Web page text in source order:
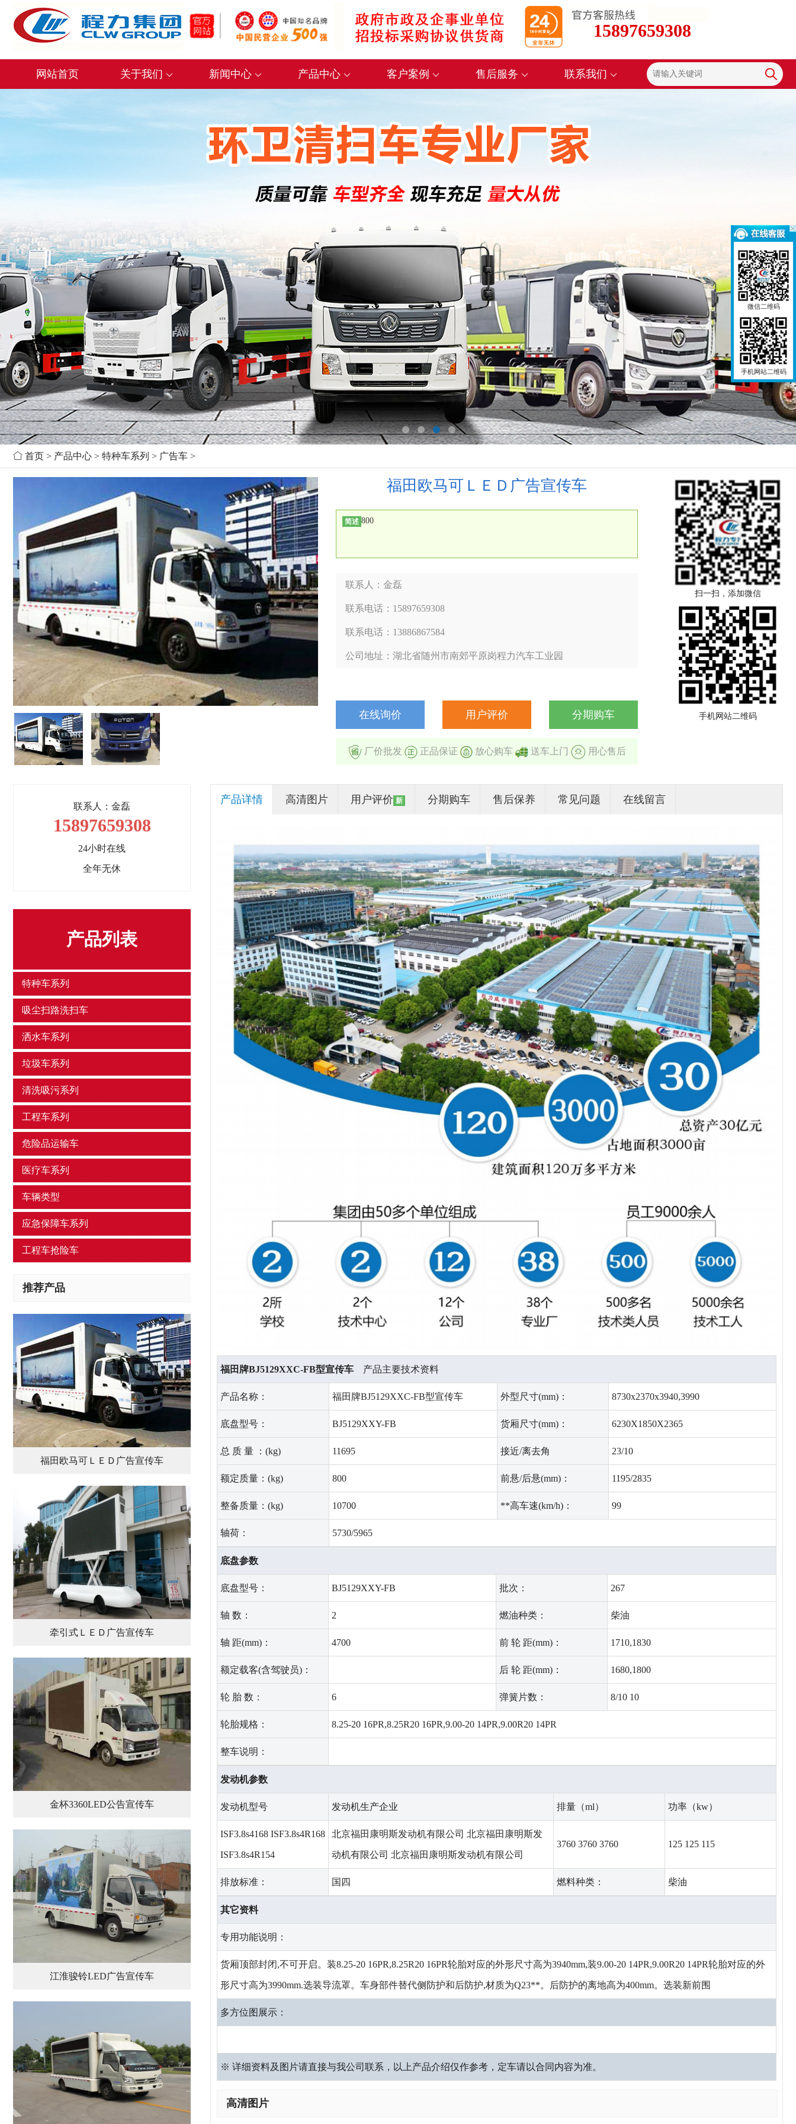
15897659308
网站首页 关于我们 新闻中心 产品中心 客户案例 售后服务 联系我们
 首页 > 产品中心 > 特种车系列 > 广告车 >
福田欧马可ＬＥＤ广告宣传车
简述 800
联系人：金磊
联系电话：15897659308
联系电话：13886867584
公司地址：湖北省随州市南郊平原岗程力汽车工业园
在线询价 用户评价 分期购车
厂价批发 正品保证 放心购车 送车上门 用心售后
扫一扫，添加微信
手机网站二维码
联系人：金磊
15897659308
24小时在线
全年无休
产品列表
特种车系列
吸尘扫路洗扫车
洒水车系列
垃圾车系列
清洗吸污系列
工程车系列
危险品运输车
医疗车系列
车辆类型
应急保障车系列
工程车抢险车
推荐产品
福田欧马可ＬＥＤ广告宣传车
牵引式ＬＥＤ广告宣传车
金杯3360LED公告宣传车
江淮骏铃LED广告宣传车
产品详情 高清图片 用户评价 新 分期购车 售后保养 常见问题 在线留言
福田牌BJ5129XXC-FB型宣传车 产品主要技术资料
产品名称： 福田牌BJ5129XXC-FB型宣传车 外型尺寸(mm)： 8730x2370x3940,3990
底盘型号： BJ5129XXY-FB 货厢尺寸(mm)： 6230X1850X2365
总 质 量 ：(kg) 11695 接近/离去角 23/10
额定质量：(kg) 800 前悬/后悬(mm)： 1195/2835
整备质量：(kg) 10700 **高车速(km/h)： 99
轴荷： 5730/5965
底盘参数
底盘型号： BJ5129XXY-FB 批次： 267
轴 数： 2 燃油种类： 柴油
轴 距(mm)： 4700 前 轮 距(mm)： 1710,1830
额定载客(含驾驶员)： 后 轮 距(mm)： 1680,1800
轮 胎 数： 6 弹簧片数： 8/10 10
轮胎规格： 8.25-20 16PR,8.25R20 16PR,9.00-20 14PR,9.00R20 14PR
整车说明：
发动机参数
发动机型号 发动机生产企业 排量（ml） 功率（kw）
ISF3.8s4168 ISF3.8s4R168
ISF3.8s4R154
北京福田康明斯发动机有限公司 北京福田康明斯发
动机有限公司 北京福田康明斯发动机有限公司
3760 3760 3760 125 125 115
排放标准： 国四 燃料种类： 柴油
其它资料
专用功能说明：
货厢顶部封闭,不可开启。装8.25-20 16PR,8.25R20 16PR轮胎对应的外形尺寸高为3940mm,装9.00-20 14PR,9.00R20 14PR轮胎对应的外
形尺寸高为3990mm.选装导流罩。车身部件替代侧防护和后防护,材质为Q23**。后防护的离地高为400mm。选装新前围
多方位图展示：
※ 详细资料及图片请直接与我公司联系，以上产品介绍仅作参考，定车请以合同内容为准。
高清图片
微信二维码
手机网站二维码